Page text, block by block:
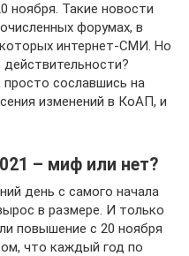
ноября. Такие новости
форумах, в
интернет-СМИ. Но
сославшись на
изменений в КоАП, и
– миф или нет?
день с самого начала
в размере. И только
повышение с 20 ноября
что каждый год по